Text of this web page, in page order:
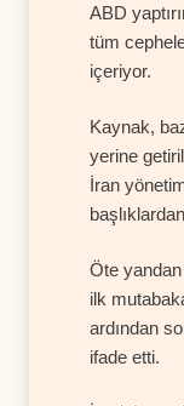
ABD
tüm
içeriyor.
Kaynak,
yerine
İran
Öte yandan
ilk
ardından
ifade etti.